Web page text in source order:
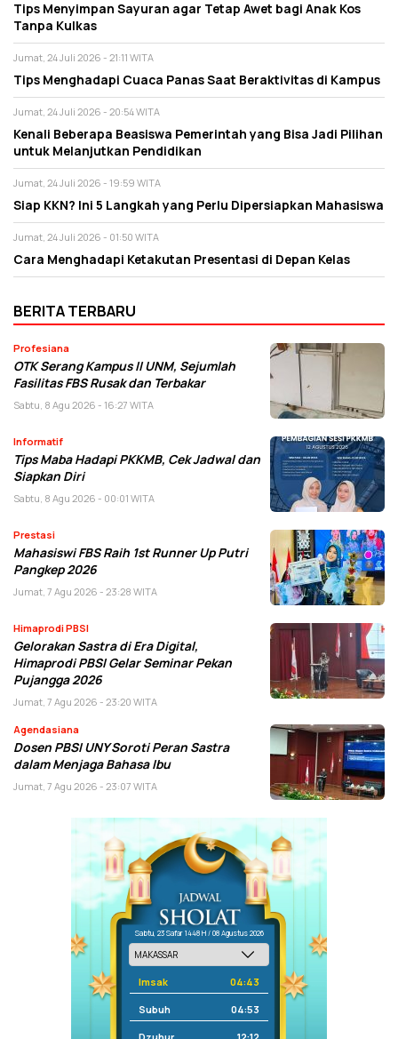
Tips Menyimpan Sayuran agar Tetap Awet bagi Anak Kos
Tanpa Kulkas
Jumat, 24 Juli 2026 - 21:11 WITA
Tips Menghadapi Cuaca Panas Saat Beraktivitas di Kampus
Jumat, 24 Juli 2026 - 20:54 WITA
Kenali Beberapa Beasiswa Pemerintah yang Bisa Jadi Pilihan
untuk Melanjutkan Pendidikan
Jumat, 24 Juli 2026 - 19:59 WITA
Siap KKN? Ini 5 Langkah yang Perlu Dipersiapkan Mahasiswa
Jumat, 24 Juli 2026 - 01:50 WITA
Cara Menghadapi Ketakutan Presentasi di Depan Kelas
BERITA TERBARU
Profesiana
OTK Serang Kampus II UNM, Sejumlah
Fasilitas FBS Rusak dan Terbakar
Sabtu, 8 Agu 2026 - 16:27 WITA
Informatif
Tips Maba Hadapi PKKMB, Cek Jadwal dan
Siapkan Diri
Sabtu, 8 Agu 2026 - 00:01 WITA
Prestasi
Mahasiswi FBS Raih 1st Runner Up Putri
Pangkep 2026
Jumat, 7 Agu 2026 - 23:28 WITA
Himaprodi PBSI
Gelorakan Sastra di Era Digital,
Himaprodi PBSI Gelar Seminar Pekan
Pujangga 2026
Jumat, 7 Agu 2026 - 23:20 WITA
Agendasiana
Dosen PBSI UNY Soroti Peran Sastra
dalam Menjaga Bahasa Ibu
Jumat, 7 Agu 2026 - 23:07 WITA
Sabtu, 23 Safar 1448 H / 08 Agustus 2026
Imsak 04:43
Subuh 04:53